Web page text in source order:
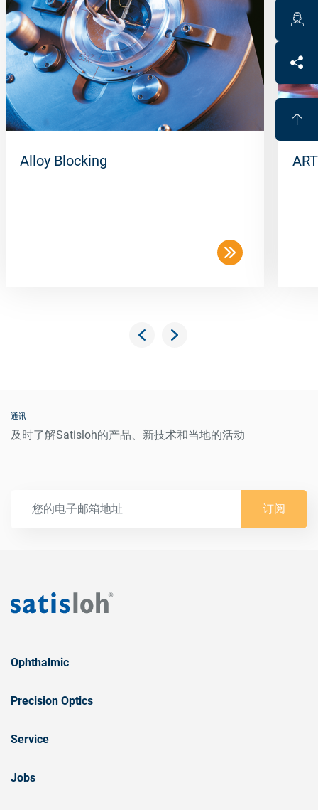
Alloy Blocking
通讯
及时了解Satisloh的产品、新技术和当地的活动
订阅
Ophthalmic
Precision Optics
Service
Jobs